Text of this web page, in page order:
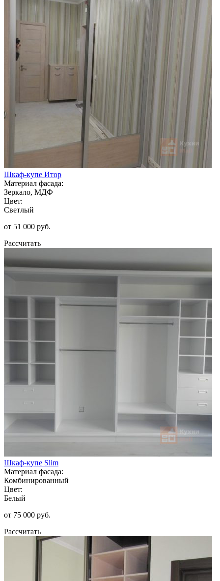
Шкаф-купе Итор
Материал фасада:
Зеркало, МДФ
Цвет:
Светлый
от 51 000 руб.
Рассчитать
Шкаф-купе Slim
Материал фасада:
Комбинированный
Цвет:
Белый
от 75 000 руб.
Рассчитать